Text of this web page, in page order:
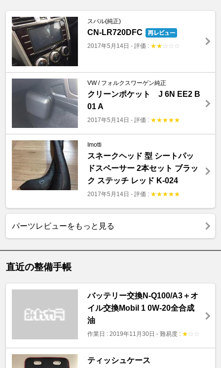
スバル(純正)
CN-LR720DFC
2017年5月14日 - 評価 : ★★ ☆ ☆ ☆
VW / フォルクスワーゲン純正
クリーンポケット J 6N EE2 B
01 A
2017年5月14日 - 評価 : ★★★★★
Imotti
スネークヘッド 型 シートパッ
ドスペーサー 2本セット ブラッ
ク ステッチ レッド K-024
2017年5月14日 - 評価 : ★★★★★
パーツレビューをもっと見る
直近の整備手帳
バッテリー交換N-Q100/A3＋オ
イル交換Mobil 1 0W-20全合成
油
作業日 : 2019年11月30日 - 難易度 : ★ ☆ ☆
ティッシュケース